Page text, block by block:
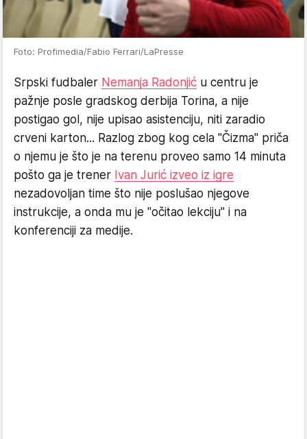
Foto: Profimedia/Fabio Ferrari/LaPresse
Srpski fudbaler Nemanja Radonjić u centru je
pažnje posle gradskog derbija Torina, a nije
postigao gol, nije upisao asistenciju, niti zaradio
crveni karton... Razlog zbog kog cela "Čizma" priča
o njemu je što je na terenu proveo samo 14 minuta
pošto ga je trener Ivan Jurić izveo iz igre
nezadovoljan time što nije poslušao njegove
instrukcije, a onda mu je "očitao lekciju" i na
konferenciji za medije.